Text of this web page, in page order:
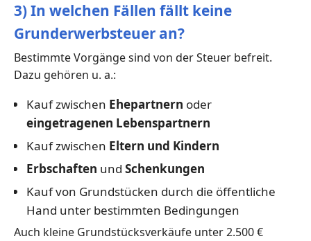
3) In welchen Fällen fällt keine
Grunderwerbsteuer an?
Bestimmte Vorgänge sind von der Steuer befreit.
Dazu gehören u. a.:
Kauf zwischen Ehepartnern oder
eingetragenen Lebenspartnern
Kauf zwischen Eltern und Kindern
Erbschaften und Schenkungen
Kauf von Grundstücken durch die öffentliche
Hand unter bestimmten Bedingungen
Auch kleine Grundstücksverkäufe unter 2.500 €